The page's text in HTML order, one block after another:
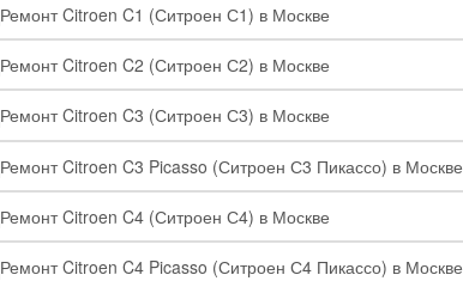
Ремонт Citroen C1 (Ситроен С1) в Москве
Ремонт Citroen C2 (Ситроен С2) в Москве
Ремонт Citroen C3 (Ситроен С3) в Москве
Ремонт Citroen C3 Picasso (Ситроен С3 Пикассо) в Москве
Ремонт Citroen C4 (Ситроен С4) в Москве
Ремонт Citroen C4 Picasso (Ситроен С4 Пикассо) в Москве